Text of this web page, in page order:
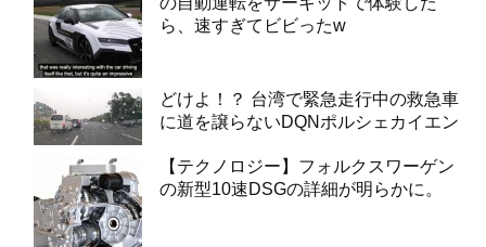
ら、速すぎてビビったw
どけよ！？ 台湾で緊急走行中の救急車
に道を譲らないDQNポルシェカイエン
【テクノロジー】フォルクスワーゲン
の新型10速DSGの詳細が明らかに。